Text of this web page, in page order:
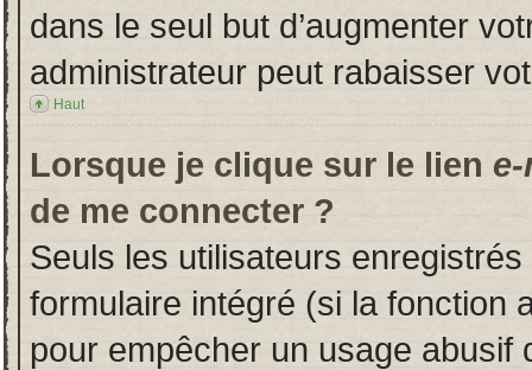
dans le seul but d’augmenter
administrateur peut rabaisser
Haut
Lorsque je clique sur le lien
de me connecter ?
Seuls les utilisateurs
formulaire intégré (si la fonction
pour empêcher un usage abusif